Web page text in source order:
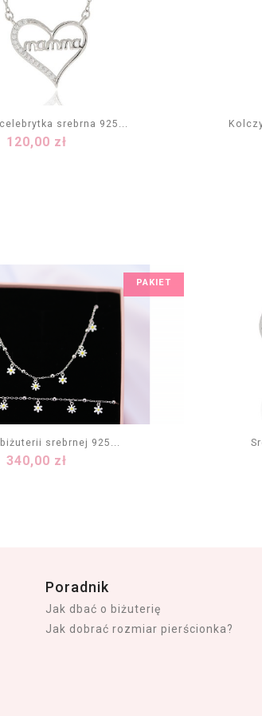
srebrna 925...
Cena
120,00 zł
DO KOSZYKA
srebrnej 925...
Cena
340,00 zł
PAKIET
DO KOSZYKA
Poradnik
Jak dbać o biżuterię
Jak dobrać rozmiar pierścionka?